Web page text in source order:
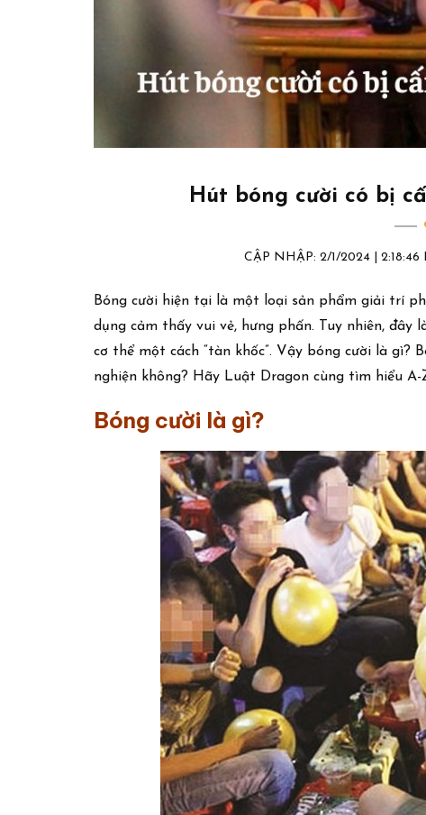
Hút bóng cười có bị
CẬP NHẬP: 2/1/2024 |
Bóng cười hiện tại là một loại sản phẩm giải trí
dụng cảm thấy vui vẻ, hưng phấn. Tuy nhiên,
cơ thể một cách “tàn khốc”. Vậy bóng cười là gì?
nghiện không? Hãy Luật Dragon cùng tìm hiểu
Bóng cười là gì?